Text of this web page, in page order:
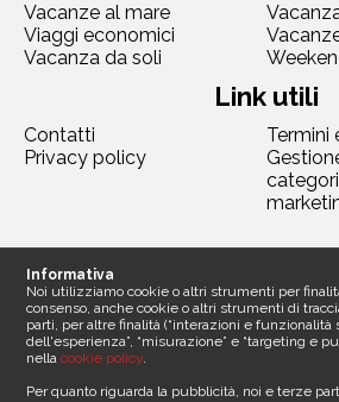
Contattaci
Vacanze al mare
Viaggi economici
Vacanza da soli
Link utili
Contatti
Termini
Privacy policy
Informativa
Noi utilizziamo cookie o altri strumenti per
consenso, anche cookie o altri strumenti di
parti, per altre finalità (“interazioni e funzionalità
dell'esperienza”, “misurazione” e “targeting e
nellacookie policy.
Per quanto riguarda la pubblicità, noi e terze